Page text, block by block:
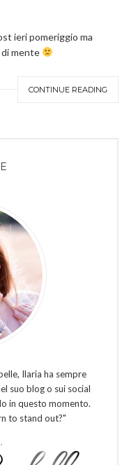
ieri pomeriggio ma
mente
CONTINUE READING
Ilaria ha sempre
suo blog o sui social
in questo momento.
to stand out?"